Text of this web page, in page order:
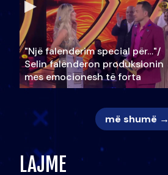
"Një falenderim special për…"/
Selin falënderon produksionin
mes emocionesh të forta
më shumë →
LAJME